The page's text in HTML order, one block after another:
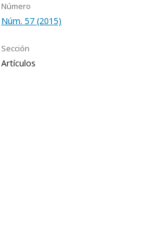
Número
Núm. 57 (2015)
Sección
Artículos